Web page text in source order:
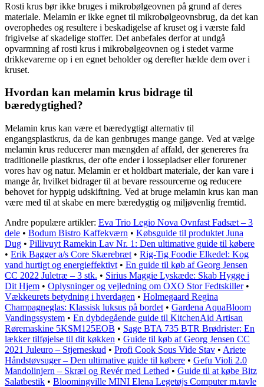
Rosti krus bør ikke bruges i mikrobølgeovnen på grund af deres
materiale. Melamin er ikke egnet til mikrobølgeovnsbrug, da det kan
overophedes og resultere i beskadigelse af kruset og i værste fald
frigivelse af skadelige stoffer. Det anbefales derfor at undgå
opvarmning af rosti krus i mikrobølgeovnen og i stedet varme
drikkevarerne op i en egnet beholder og derefter hælde dem over i
kruset.
Hvordan kan melamin krus bidrage til
bæredygtighed?
Melamin krus kan være et bæredygtigt alternativ til
engangsplastkrus, da de kan genbruges mange gange. Ved at vælge
melamin krus reducerer man mængden af affald, der genereres fra
traditionelle plastkrus, der ofte ender i lossepladser eller forurener
vores hav og natur. Melamin er et holdbart materiale, der kan vare i
mange år, hvilket bidrager til at bevare ressourcerne og reducere
behovet for hyppig udskiftning. Ved at bruge melamin krus kan man
være med til at skabe en mere bæredygtig og miljøvenlig fremtid.
Andre populære artikler: Eva Trio Legio Nova Ovnfast Fadsæt – 3
dele • Bodum Bistro Kaffekværn • Købsguide til produktet Juna
Dug • Pillivuyt Ramekin Lav Nr. 1: Den ultimative guide til købere
• Erik Bagger a/s Core Skærebræt • Rig-Tig Foodie Elkedel: Kog
vand hurtigt og energieffektivt • En guide til køb af Georg Jensen
CC 2022 Juletræ – 3 stk. • Sirius Maggie Lyskæde: Skab Hygge i
Dit Hjem • Oplysninger og vejledning om OXO Stor Fedtskiller•
Vækkeurets betydning i hverdagen • Holmegaard Regina
Champagneglas: Klassisk luksus på bordet • Gardena AquaBloom
Vandingssystem • En dybdegående guide til KitchenAid Artisan
Røremaskine 5KSM125EOB • Sage BTA 735 BTR Brødrister: En
lækker tilføjelse til dit køkken • Guide til køb af Georg Jensen CC
2021 Juleuro – Stjerneskud • Profi Cook Sous Vide Stav • Ariete
Håndstøvsuger – Den ultimative guide til købere • Gefu Violi 2.0
Mandolinjern – Skræl og Revér med Lethed • Guide til at købe Bitz
Salatbestik • Bloomingville MINI Elena Legetøjs Computer m.tavle